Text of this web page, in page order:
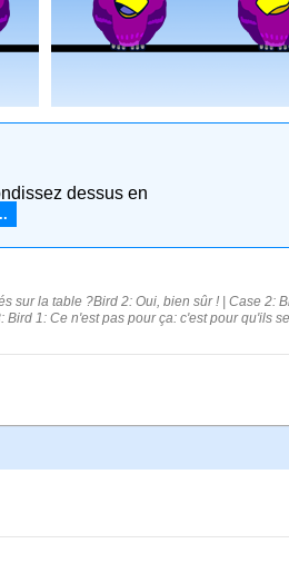
dessus en
sur la table ?Bird 2: Oui, bien sûr ! | Case 2:
1: Ce n'est pas pour ça: c'est pour qu'ils